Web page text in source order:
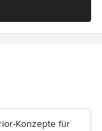
Konzepte für